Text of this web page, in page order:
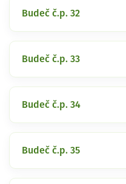
Budeč č.p. 32
Budeč č.p. 33
Budeč č.p. 34
Budeč č.p. 35